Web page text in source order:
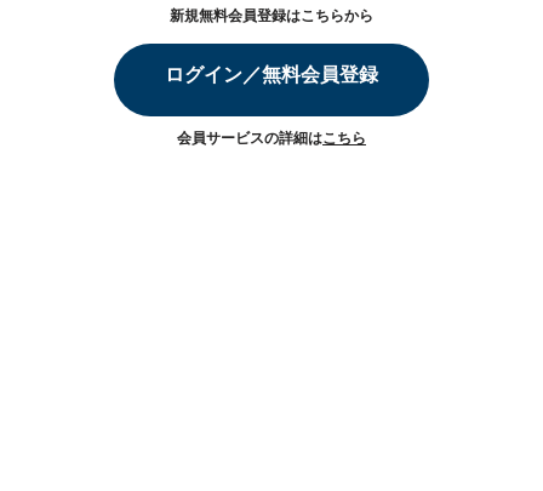
新規無料会員登録はこちらから
ログイン／無料会員登録
会員サービスの詳細はこちら